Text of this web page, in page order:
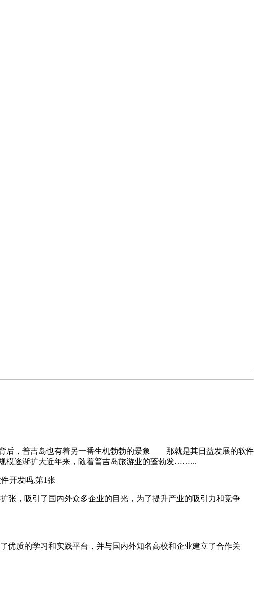
后，普吉岛也有着另一番生机勃勃的景象——那就是其日益发展的软件
模逐渐扩大近年来，随着普吉岛旅游业的蓬勃发……...
张，吸引了国内外众多企业的目光，为了提升产业的吸引力和竞争
优质的学习和实践平台，并与国内外知名高校和企业建立了合作关